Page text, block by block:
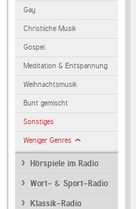
Gay
Christliche Musik
Gospel
Meditation & Entspannung
Weihnachtsmusik
Bunt gemischt
Sonstiges
Weniger Genres
Hörspiele im Radio
Wort- & Sport-Radio
Klassik-Radio